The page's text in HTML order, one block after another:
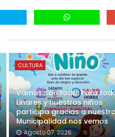
CULTURA
Vamos con todo. Para
Linares y nuestros niños
participa gracias a nuestra
Municipalidad nos vemos
Agosto 07, 2026